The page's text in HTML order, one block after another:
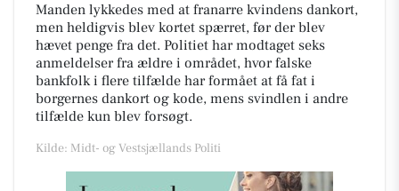
Manden lykkedes med at franarre kvindens dankort,
men heldigvis blev kortet spærret, før der blev
hævet penge fra det. Politiet har modtaget seks
anmeldelser fra ældre i området, hvor falske
bankfolk i flere tilfælde har formået at få fat i
borgernes dankort og kode, mens svindlen i andre
tilfælde kun blev forsøgt.
Kilde: Midt- og Vestsjællands Politi